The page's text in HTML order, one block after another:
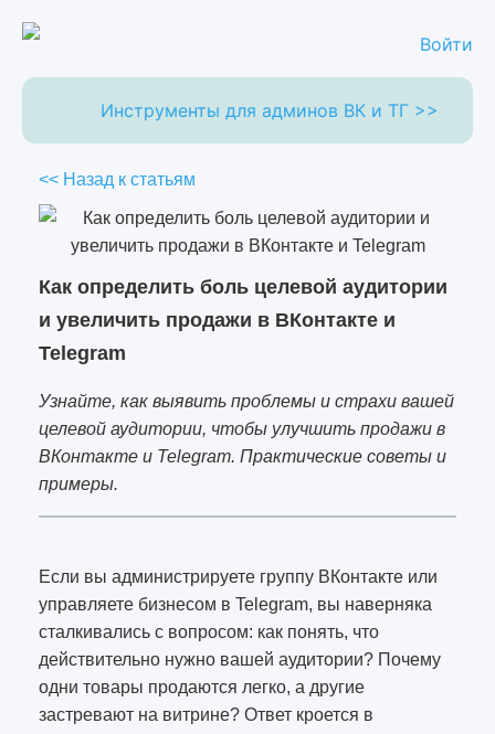
Войти
Инструменты для админов ВК и ТГ >>
<< Назад к статьям
Как определить боль целевой аудитории
и увеличить продажи в ВКонтакте и
Telegram
Узнайте, как выявить проблемы и страхи вашей
целевой аудитории, чтобы улучшить продажи в
ВКонтакте и Telegram. Практические советы и
примеры.
Если вы администрируете группу ВКонтакте или
управляете бизнесом в Telegram, вы наверняка
сталкивались с вопросом: как понять, что
действительно нужно вашей аудитории? Почему
одни товары продаются легко, а другие
застревают на витрине? Ответ кроется в